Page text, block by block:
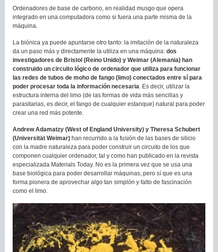
Ordenadores de base de carbono, en realidad musgo que opera
integrado en una computadora como si fuera una parte misma de la
máquina.
La biónica ya puede apuntarse otro tanto: la imitación de la naturaleza
da un paso más y directamente la utiliza en una máquina: dos
investigadores de Bristol (Reino Unido) y Weimar (Alemania) han
construido un circuito lógico de ordenador que utiliza para funcionar
las redes de tubos de moho de fango (limo) conectados entre sí para
poder procesar toda la información necesaria. Es decir, utilizar la
estructura interna del limo (de las formas de vida más sencillas y
parasitarias, es decir, el fango de cualquier estanque) natural para poder
crear una red más potente.
Andrew Adamatzy (West of England University) y Theresa Schubert
(Universität Weimar) han recurrido a la fusión de las bases de silicio
con la madre naturaleza para poder construir un circuito de los que
componen cualquier ordenador, tal y como han publicado en la revista
especializada Materials Today. No es la primera vez que se usa una
base biológica para poder desarrollar máquinas, pero sí que es una
forma pionera de aprovechar algo tan simplón y falto de fascinación
como el limo.